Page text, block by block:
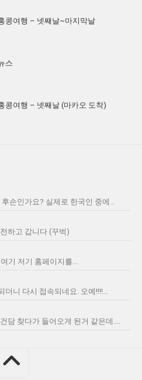
콩여행 – 넷째날~마지막날
스
콩여행 – 넷째날 (마카오 도착)
손인가요? 실제로 한국인 중에...
하고 갑니다 (꾸벅)
기 저기 홈페이지를...
더니 다시 접속되네요. 오예!!!!...
담 찾다가 들어오게 된거 같은데....